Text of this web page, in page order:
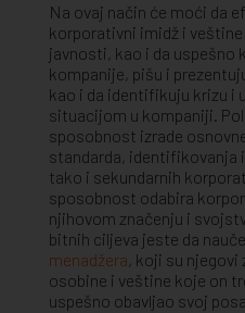
Na ovaj način će moći da
korporativni imidž i
javnosti, kao i da uspešno
kompanije, pišu i
kao i da identifikuju krizu i
situacijom u kompaniji.
sposobnost izrade
standarda, identifikovanja
tako i sekundarnih
sposobnost odabira
njihovom značenju i
bitnih ciljeva jeste da
menadžera , koji su
osobine i veštine koje on
uspešno obavljao svoj